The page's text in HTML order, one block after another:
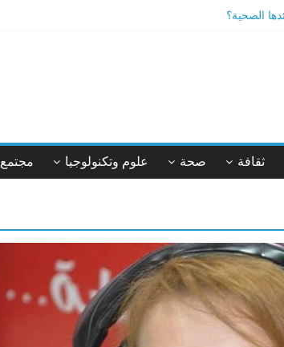
الصحية؟
أم خيال؟
ثقافة صحة علوم وتكنولوجيا مجتمع